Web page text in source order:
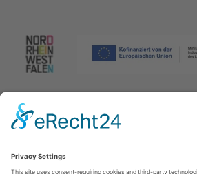
Afdruk|Privacybeleid|Verklaring van